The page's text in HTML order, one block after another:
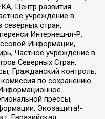
Центр развития
учреждение в
стран,
Интернешнл-Р,
Информации,
Частное учреждение в
Северных Стран,
Гражданский контроль,
по сохранению
прессы,
Экозащита!-